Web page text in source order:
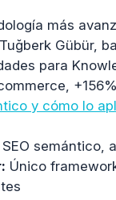
más
Gübür,
para
y cómo lo
SEO semántico,
Único